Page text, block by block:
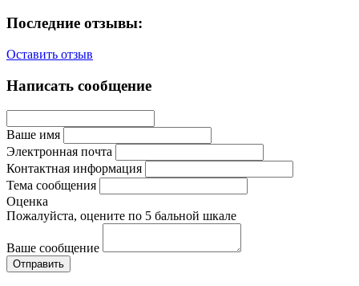
Последние отзывы:
Оставить отзыв
Написать сообщение
Ваше имя
Электронная почта
Контактная информация
Тема сообщения
Оценка
Пожалуйста, оцените по 5 бальной шкале
Ваше сообщение